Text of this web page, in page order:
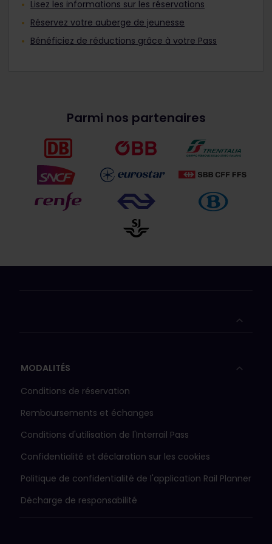
Lisez les informations sur les réservations
Réservez votre auberge de jeunesse
Bénéficiez de réductions grâce à votre Pass
Parmi nos partenaires
MODALITÉS
Conditions de réservation
Remboursements et échanges
Conditions d'utilisation de l'Interrail Pass
Confidentialité et déclaration sur les cookies
Politique de confidentialité de l'application Rail Planner
Décharge de responsabilité